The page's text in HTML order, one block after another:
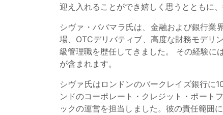
迎え入れることができ嬉しく思うとともに
シヴァ・ババマラ氏は、金融および銀行
場、OTCデリバティブ、高度な財務モデリ
級管理職を歴任してきました。 その経験に
が含まれます。
シヴァ氏はロンドンのバークレイズ銀行に
ンドのコーポレート・クレジット・ポート
ックの運営を担当しました。彼の責任範囲